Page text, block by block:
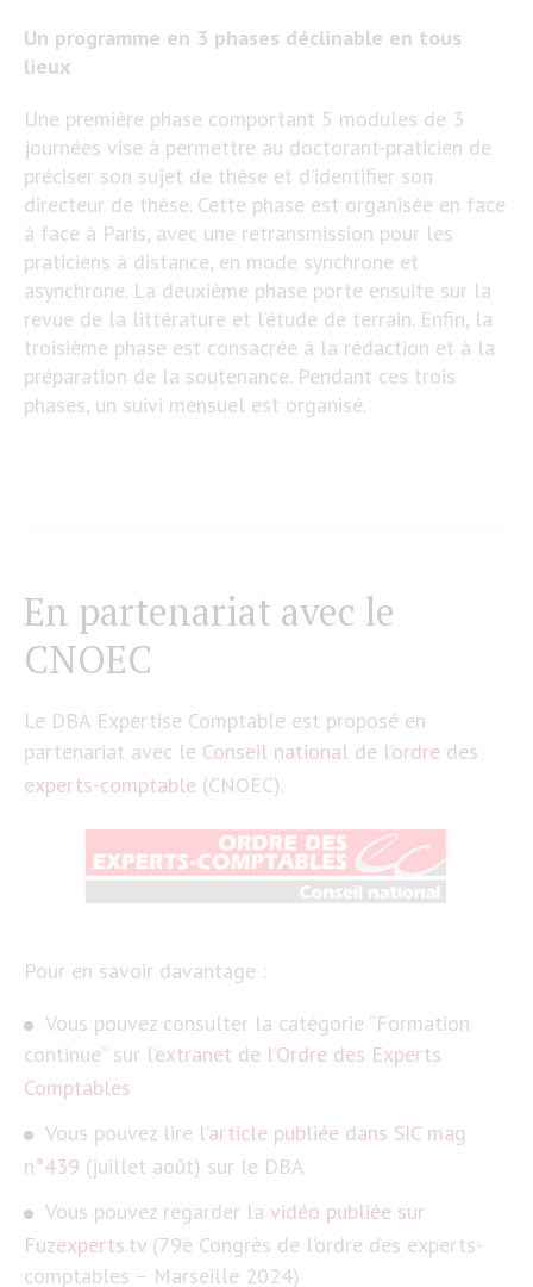
Un programme en 3 phases déclinable en tous
lieux
Une première phase comportant 5 modules de 3
journées vise à permettre au doctorant-praticien de
préciser son sujet de thèse et d’identifier son
directeur de thèse. Cette phase est organisée en face
à face à Paris, avec une retransmission pour les
praticiens à distance, en mode synchrone et
asynchrone. La deuxième phase porte ensuite sur la
revue de la littérature et l’étude de terrain. Enfin, la
troisième phase est consacrée à la rédaction et à la
préparation de la soutenance. Pendant ces trois
phases, un suivi mensuel est organisé.
En partenariat avec le
CNOEC
Le DBA Expertise Comptable est proposé en
partenariat avec le Conseil national de l’ordre des
experts-comptable (CNOEC).
Pour en savoir davantage :
Vous pouvez consulter la catégorie “Formation
continue” sur l’extranet de l’Ordre des Experts
Comptables
Vous pouvez lire l’article publiée dans SIC mag
n°439 (juillet août) sur le DBA
Vous pouvez regarder la vidéo publiée sur
Fuzexperts.tv(79è Congrès de l’ordre des experts-
comptables – Marseille 2024)